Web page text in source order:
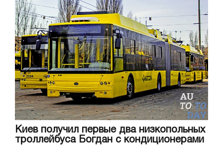
Киев получил первые два низкопольных
троллейбуса Богдан с кондиционерами